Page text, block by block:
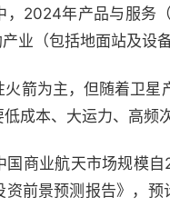
，2024年产品与服务
业（包括地面站及设
火箭为主，但随着卫
成本、大运力、高频
国商业航天市场规模
资前景预测报告》，